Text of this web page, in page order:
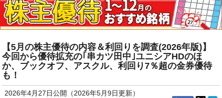
【5月の株主優待の内容＆利回りを調査(2026年版)】
今回から優待拡充の｢串カツ田中｣ユニシアHDのほ
か、ブックオフ、アスクル、利回り7％超の金券優待
も！
2026年4月27日公開（2026年5月9日更新）